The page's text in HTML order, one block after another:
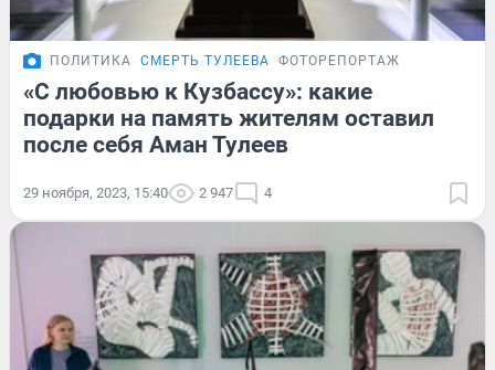
ПОЛИТИКА СМЕРТЬ ТУЛЕЕВА ФОТОРЕПОРТАЖ
«С любовью к Кузбассу»: какие
подарки на память жителям оставил
после себя Аман Тулеев
29 ноября, 2023, 15:40 2 947 4